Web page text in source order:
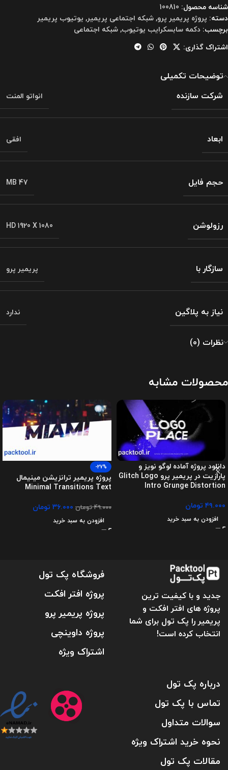
شناسه محصول: 100810
دسته: پروژه پریمیر پرو,شبکه اجتماعی پریمیر, یوتیوب پریمیر
برچسب: دکمه سابسکرایب یوتیوب,شبکه اجتماعی
اشتراک گذاری:
توضیحات تکمیلی
شرکت سازنده
انواتو المنت
ابعاد افقی
حجم فایل MB 47
رزولوشن HD 1920 X 1080
سازگار با پریمیر پرو
نیاز به پلاگین ندارد
نظرات (0)
محصولات مشابه
دانلود پروژه آماده لوگو نویز و
پارازیت در پریمیر پرو Glitch Logo
Intro Grunge Distortion
۴۹.۰۰۰ تومان
افزودن به سبد خرید
-27%
پروژه پریمیر ترانزیشن مینیمال
Minimal Transitions Text
۴۹.۰۰۰تومان ۳۶.۰۰۰ تومان
افزودن به سبد خرید
جدید و با کیفیت ترین
پروژه های افتر افکت و
پریمیر را پک تول برای شما
انتخاب کرده است!
فروشگاه پک تول
پروژه افتر افکت
پروژه پریمیر پرو
پروژه داوینچی
اشتراک ویژه
درباره پک تول
تماس با پک تول
سوالات متداول
نحوه خرید اشتراک ویژه
مقالات پک تول